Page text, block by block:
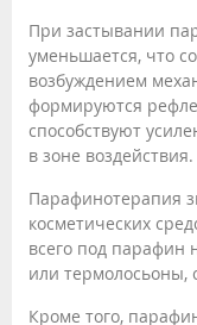
При застывании
уменьшается, что
возбуждением
формируются
способствуют
в зоне воздействия.
Парафинотерапия
косметических
всего под парафин
или термолосьоны,
Кроме того,